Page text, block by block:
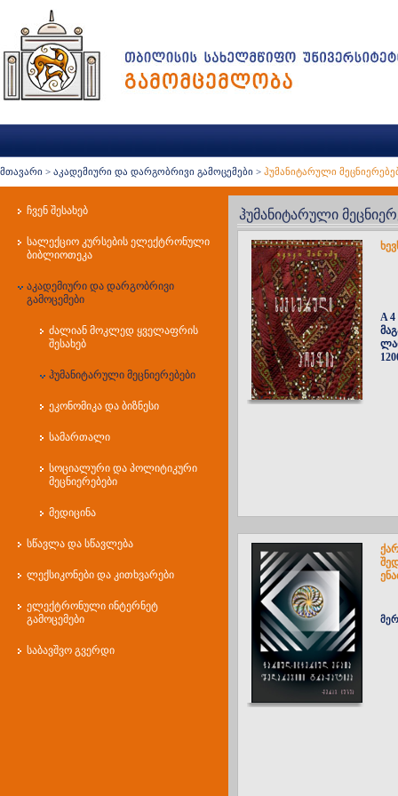
მთავარი > აკადემიური და დარგობრივი გამოცემები > ჰუმანიტარული
ჩვენ შესახებ
სალექციო კურსების ელექტრონული
ბიბლიოთეკა
აკადემიური და დარგობრივი
გამოცემები
ძალიან მოკლედ ყველაფრის
შესახებ
ჰუმანიტარული მეცნიერებები
ეკონომიკა და ბიზნესი
სამართალი
სოციალური და პოლიტიკური
მეცნიერებები
მედიცინა
სწავლა და სწავლება
ლექსიკონები და კითხვარები
ელექტრონული ინტერნეტ
გამოცემები
საბავშვო გვერდი
ჰუმანიტარული
A